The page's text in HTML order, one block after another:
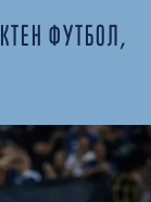
ФУТБОЛ,